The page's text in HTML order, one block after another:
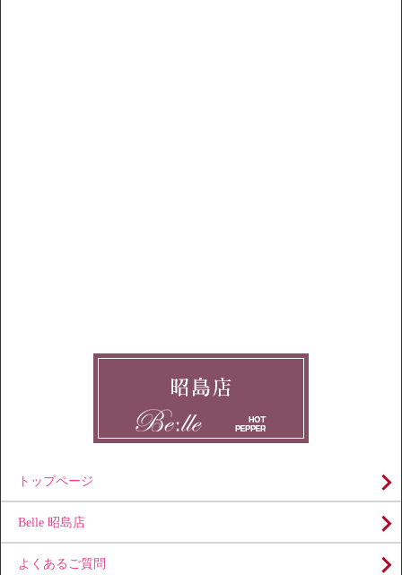
トップページ
Belle 昭島店
よくあるご質問